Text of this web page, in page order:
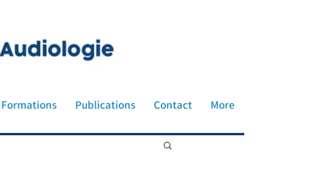
phoniatre neurologue société
Formations Publications Contact More